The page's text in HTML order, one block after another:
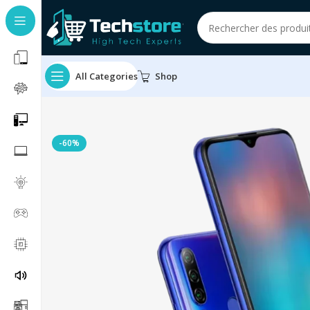
All Categories Shop
-60%